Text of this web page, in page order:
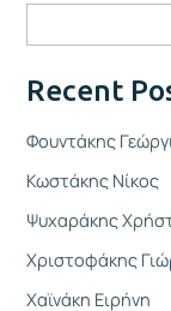
Recent
Φουντάκης
Κωστάκης Νίκος
Ψυχαράκης
Χριστοφάκης
Χαϊνάκη Ειρήνη